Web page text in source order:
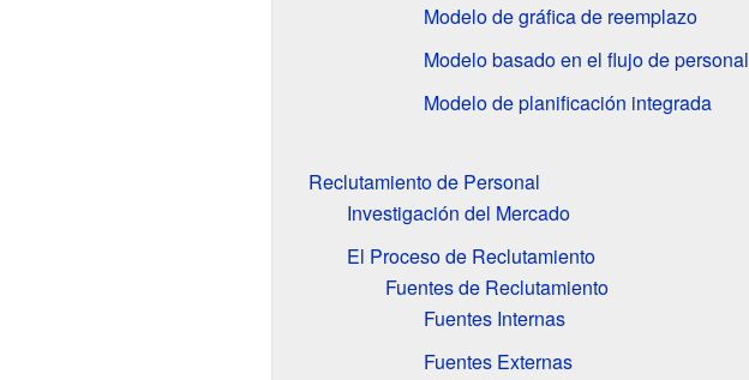
Modelo de gráfica de reemplazo
Modelo basado en el flujo de personal
Modelo de planificación integrada
Reclutamiento de Personal
Investigación del Mercado
El Proceso de Reclutamiento
Fuentes de Reclutamiento
Fuentes Internas
Fuentes Externas